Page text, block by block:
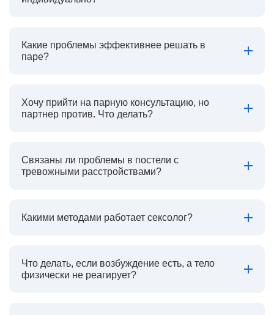
Какие проблемы эффективнее решать в
паре?
Хочу прийти на парную консультацию, но
партнер против. Что делать?
Связаны ли проблемы в постели с
тревожными расстройствами?
Какими методами работает сексолог?
Что делать, если возбуждение есть, а тело
физически не реагирует?